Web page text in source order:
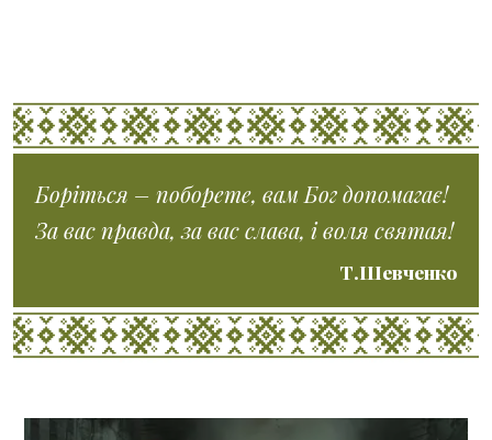
Боріться – поборете, вам Бог допомагає!
За вас правда, за вас слава, і воля святая!
Т.Шевченко